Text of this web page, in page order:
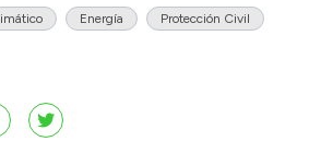
Energía Protección Civil